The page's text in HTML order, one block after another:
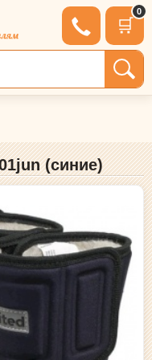
🛒
0
(синиe)